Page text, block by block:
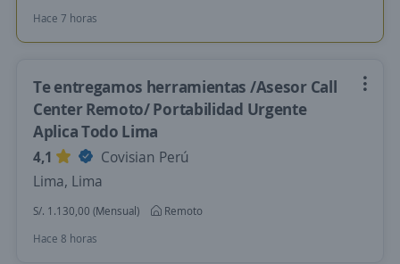
Hace 7 horas
Te entregamos herramientas /Asesor Call
Center Remoto/ Portabilidad Urgente
Aplica Todo Lima
4,1
Covisian Perú
Lima, Lima
S/. 1.130,00 (Mensual)
Remoto
Hace 8 horas